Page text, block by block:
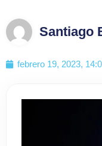
Santiago
febrero 19, 2023,